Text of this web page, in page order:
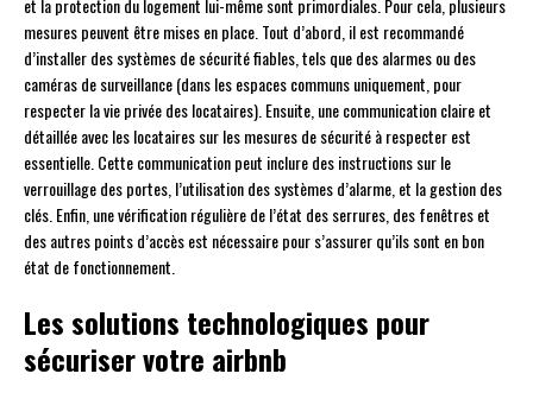
et la protection du logement lui-même sont primordiales. Pour cela, plusieurs
mesures peuvent être mises en place. Tout d’abord, il est recommandé
d’installer des systèmes de sécurité fiables, tels que des alarmes ou des
caméras de surveillance (dans les espaces communs uniquement, pour
respecter la vie privée des locataires). Ensuite, une communication claire et
détaillée avec les locataires sur les mesures de sécurité à respecter est
essentielle. Cette communication peut inclure des instructions sur le
verrouillage des portes, l’utilisation des systèmes d’alarme, et la gestion des
clés. Enfin, une vérification régulière de l’état des serrures, des fenêtres et
des autres points d’accès est nécessaire pour s’assurer qu’ils sont en bon
état de fonctionnement.
Les solutions technologiques pour
sécuriser votre airbnb